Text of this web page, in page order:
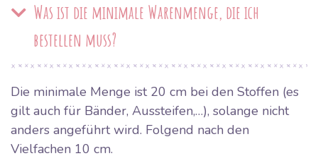
Was ist die minimale Warenmenge, die ich
bestellen muss?
Die minimale Menge ist 20 cm bei den Stoffen (es
gilt auch für Bänder, Aussteifen,…), solange nicht
anders angeführt wird. Folgend nach den
Vielfachen 10 cm.